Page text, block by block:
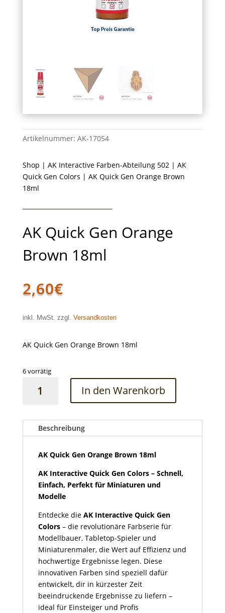
Artikelnummer: AK-17054
Shop | AK Interactive Farben-Abteilung 502| AK
Quick Gen Colors | AK Quick Gen Orange Brown
18ml
AK Quick Gen Orange
Brown 18ml
2,60€
inkl. MwSt. zzgl. Versandkosten
AK Quick Gen Orange Brown 18ml
6 vorrätig
Quick
Brown
18ml
Menge
In den Warenkorb
Beschreibung
AK Quick Gen Orange Brown 18ml
AK Interactive Quick Gen Colors – Schnell,
Einfach, Perfekt für Miniaturen und
Modelle
Entdecke die AK Interactive Quick Gen
Colors– die revolutionäre Farbserie für
Modellbauer, Tabletop-Spieler und
Miniaturenmaler, die Wert auf Effizienz und
hochwertige Ergebnisse legen. Diese
innovativen Farben sind speziell dafür
entwickelt, dir in kürzester Zeit
beeindruckende Ergebnisse zu liefern –
ideal für Einsteiger und Profis